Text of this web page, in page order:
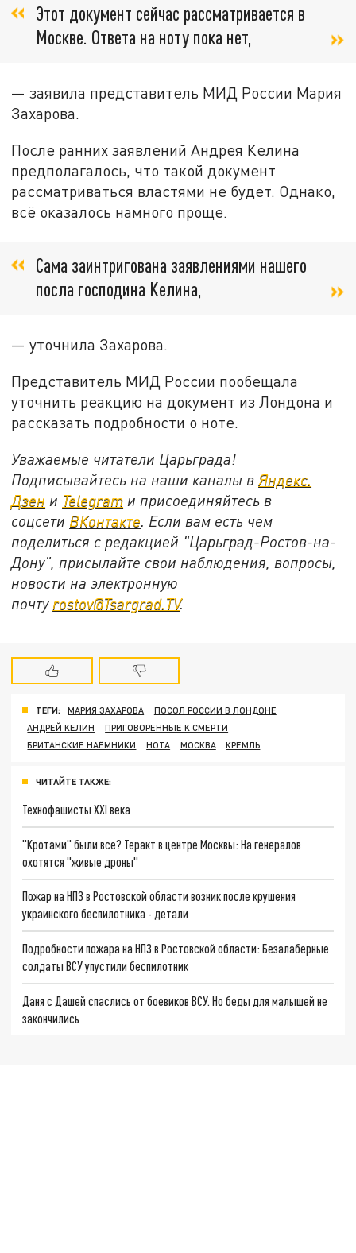
Этот документ сейчас рассматривается в
Москве. Ответа на ноту пока нет,
— заявила представитель МИД России Мария
Захарова.
После ранних заявлений Андрея Келина
предполагалось, что такой документ
рассматриваться властями не будет. Однако,
всё оказалось намного проще.
Сама заинтригована заявлениями нашего
посла господина Келина,
— уточнила Захарова.
Представитель МИД России пообещала
уточнить реакцию на документ из Лондона и
рассказать подробности о ноте.
Уважаемые читатели Царьграда!
Подписывайтесь на наши каналы вЯндекс.
Дзен и Telegram и присоединяйтесь в
соцсети ВКонтакте. Если вам есть чем
поделиться с редакцией "Царьград-Ростов-на-
Дону", присылайте свои наблюдения, вопросы,
новости на электронную
почту rostov@Tsargrad.ТV.
ТЕГИ: МАРИЯ ЗАХАРОВА
ПОСОЛ РОССИИ В ЛОНДОНЕ
АНДРЕЙ КЕЛИН
ПРИГОВОРЕННЫЕ К СМЕРТИ
БРИТАНСКИЕ НАЁМНИКИ
НОТА МОСКВА КРЕМЛЬ
ЧИТАЙТЕ ТАКЖЕ:
Технофашисты XXI века
"Кротами" были все? Теракт в центре Москвы: На генералов
охотятся "живые дроны"
Пожар на НПЗ в Ростовской области возник после крушения
украинского беспилотника - детали
Подробности пожара на НПЗ в Ростовской области: Безалаберные
солдаты ВСУ упустили беспилотник
Даня с Дашей спаслись от боевиков ВСУ. Но беды для малышей не
закончились